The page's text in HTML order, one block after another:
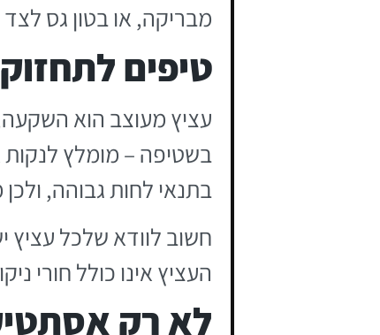
מבריקה, או בטון גס לצד
טיפים
עציץ מעוצב הוא השקעה,
בשטיפה – מומלץ
בתנאי לחות גבוהה,
חשוב לוודא שלכל עציץ
העציץ אינו כולל חורי
לא רק